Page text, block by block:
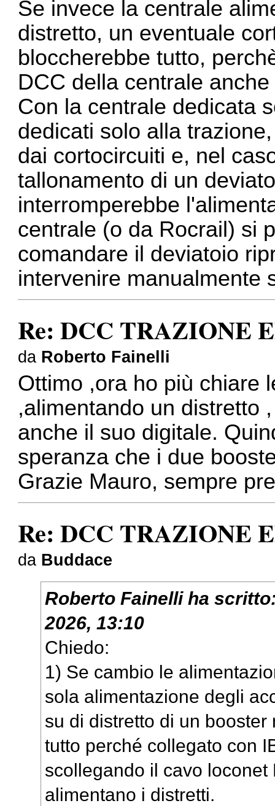
Se invece la centrale
distretto, un eventuale
bloccherebbe tutto,
DCC della centrale
Con la centrale dedicata
dedicati solo alla
dai cortocircuiti e, nel
tallonamento di un
interromperebbe
centrale (o da Rocrail) si
comandare il deviatoio
intervenire manualmente
Re: DCC TRAZIONE
da Roberto Fainelli
Ottimo ,ora ho più chiare
,alimentando un distretto
anche il suo digitale.
speranza che i due
Grazie Mauro, sempre
Re: DCC TRAZIONE
da Buddace
Roberto Fainelliha
2026, 13:10
Chiedo:
1) Se cambio le
sola alimentazione degli
su di distretto di un
tutto perché collegato con
scollegando il cavo loconet
alimentano i distretti.